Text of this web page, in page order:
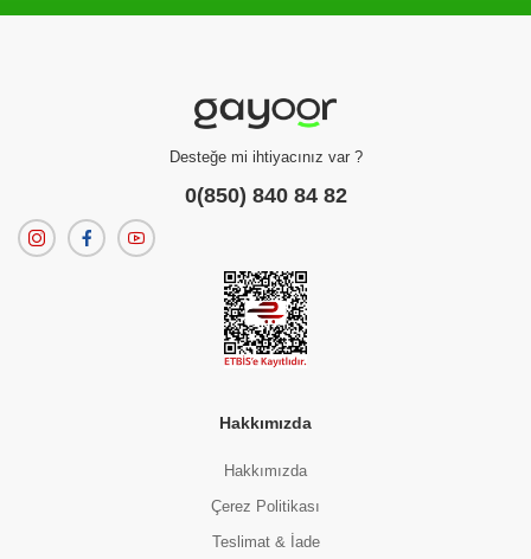
Desteğe mi ihtiyacınız var ?
0(850) 840 84 82
Hakkımızda
Hakkımızda
Çerez Politikası
Teslimat & İade